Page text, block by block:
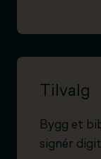
Tilvalg
Bygg et
signér